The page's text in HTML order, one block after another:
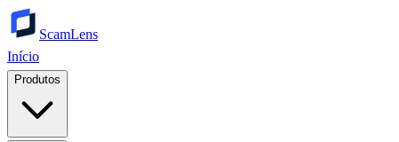
ScamLens
Início
Produtos